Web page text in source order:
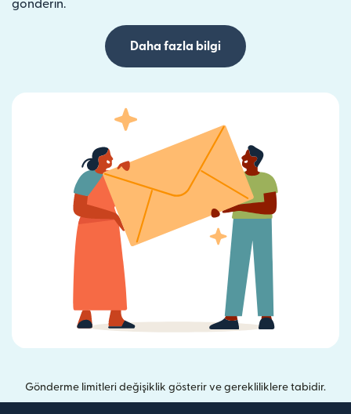
gönderin.
Daha fazla bilgi
Gönderme limitleri değişiklik gösterir ve gerekliliklere tabidir.